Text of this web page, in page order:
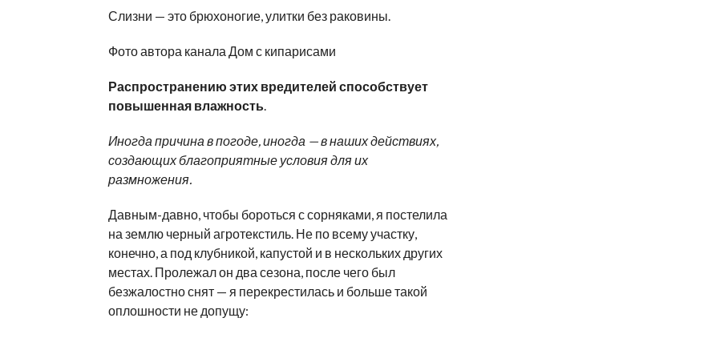
Слизни — это брюхоногие, улитки без раковины.
Фото автора канала Дом с кипарисами
Распространению этих вредителей способствует
повышенная влажность.
Иногда причина в погоде, иногда — в наших действиях,
создающих благоприятные условия для их
размножения.
Давным-давно, чтобы бороться с сорняками, я постелила
на землю черный агротекстиль. Не по всему участку,
конечно, а под клубникой, капустой и в нескольких других
местах. Пролежал он два сезона, после чего был
безжалостно снят — я перекрестилась и больше такой
оплошности не допущу: